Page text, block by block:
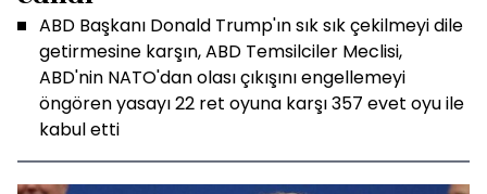
ABD Başkanı Donald Trump'ın sık sık çekilmeyi dile
getirmesine karşın, ABD Temsilciler Meclisi,
ABD'nin NATO'dan olası çıkışını engellemeyi
öngören yasayı 22 ret oyuna karşı 357 evet oyu ile
kabul etti